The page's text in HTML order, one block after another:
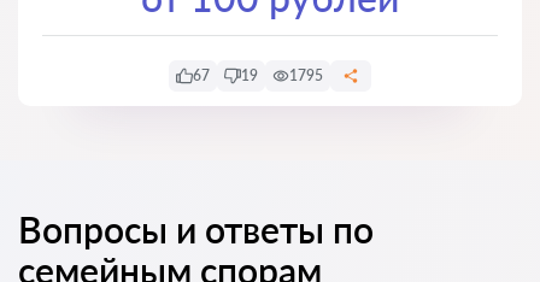
67 19 1795
Вопросы и ответы по
семейным спорам